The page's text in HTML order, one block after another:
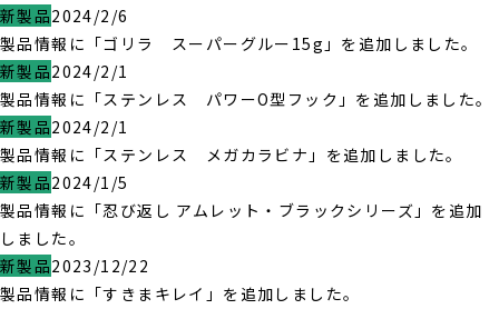
新製品2024/2/6
製品情報に「ゴリラ スーパーグルー15g」を追加しました。
新製品2024/2/1
製品情報に「ステンレス パワーO型フック」を追加しました。
新製品2024/2/1
製品情報に「ステンレス メガカラビナ」を追加しました。
新製品2024/1/5
製品情報に「忍び返し アムレット・ブラックシリーズ」を追加
しました。
新製品2023/12/22
製品情報に「すきまキレイ」を追加しました。